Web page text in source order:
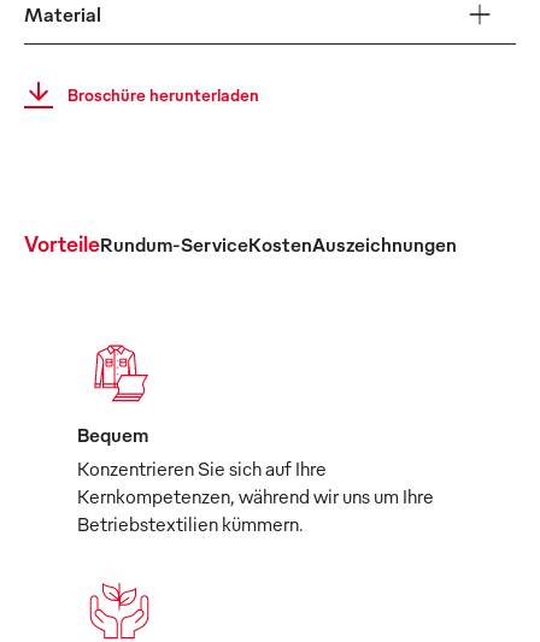
Material
Broschüre herunterladen
VorteileRundum-ServiceKostenAuszeichnungen
Bequem
Konzentrieren Sie sich auf Ihre
Kernkompetenzen, während wir uns um Ihre
Betriebstextilien kümmern.